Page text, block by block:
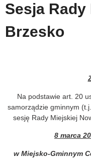
Sesja
Brzesko
Na podstawie art. 20
samorządzie gminnym
sesję Rady Miejskiej
8 marca
w Miejsko-Gminnym